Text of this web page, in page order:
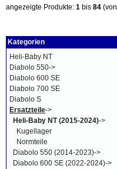
angezeigte Produkte: 1 bis 84 (von
Kategorien
Heli-Baby NT
Diabolo 550->
Diabolo 600 SE
Diabolo 700 SE
Diabolo S
Ersatzteile->
Heli-Baby NT (2015-2024)->
Kugellager
Normteile
Diabolo 550 (2014-2023)->
Diabolo 600 SE (2022-2024)->